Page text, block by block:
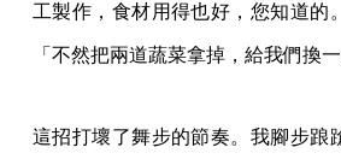
工製作，食材用得也好，您知道的
「不然把兩道蔬菜拿掉，給我們換
這招打壞了舞步的節奏。我腳步踉